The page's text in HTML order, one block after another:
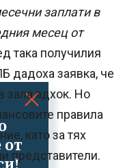
от
заплати в
месец от
така получилия
дадоха заявка, че
зала адхок. Но
правила
като за тях
представители.